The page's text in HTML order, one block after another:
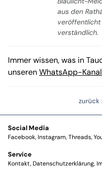
aus den
veröffentlicht
verständlich.
Immer wissen, was in
unserenWhatsApp-Kanal
zurück
Social Media
Facebook Instagram Threads
Service
Kontakt Datenschutzerklärung